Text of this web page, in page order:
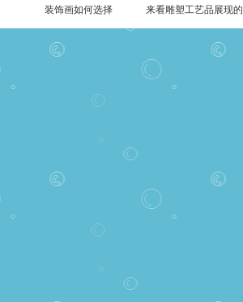
装饰画如何选择
来看雕塑工艺品展现的